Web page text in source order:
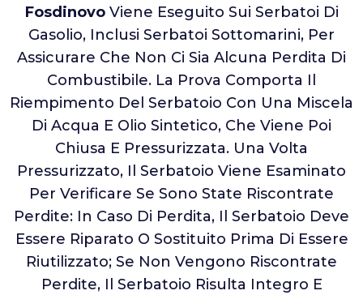
FosdinovoViene Eseguito Sui Serbatoi Di
Gasolio, Inclusi Serbatoi Sottomarini, Per
Assicurare Che Non Ci Sia Alcuna Perdita Di
Combustibile. La Prova Comporta Il
Riempimento Del Serbatoio Con Una Miscela
Di Acqua E Olio Sintetico, Che Viene Poi
Chiusa E Pressurizzata. Una Volta
Pressurizzato, Il Serbatoio Viene Esaminato
Per Verificare Se Sono State Riscontrate
Perdite: In Caso Di Perdita, Il Serbatoio Deve
Essere Riparato O Sostituito Prima Di Essere
Riutilizzato; Se Non Vengono Riscontrate
Perdite, Il Serbatoio Risulta Integro E